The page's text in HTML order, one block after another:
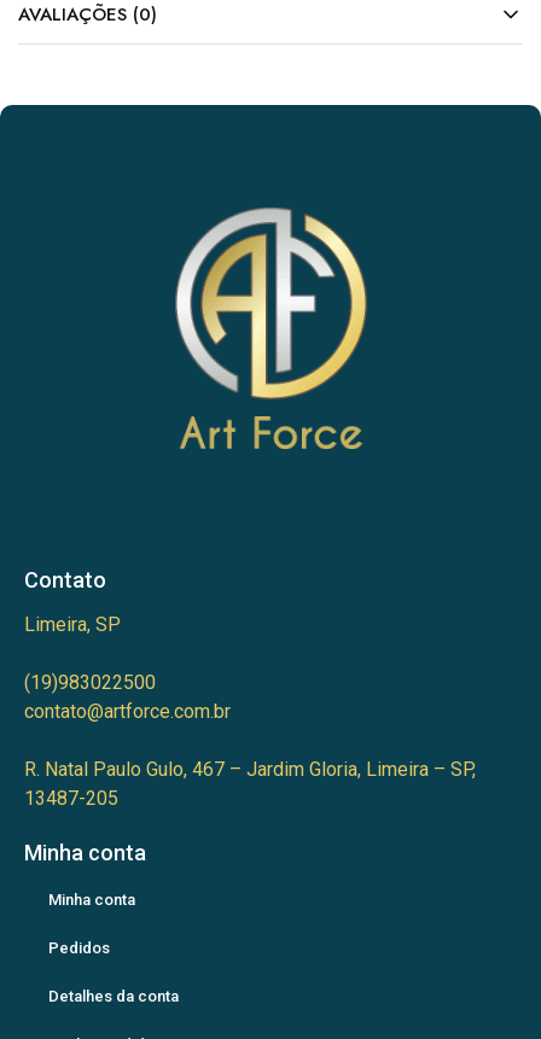
AVALIAÇÕES (0)
Contato
Limeira, SP
(19)983022500
contato@artforce.com.br
R. Natal Paulo Gulo, 467 – Jardim Gloria, Limeira – SP,
13487-205
Minha conta
Minha conta
Pedidos
Detalhes da conta